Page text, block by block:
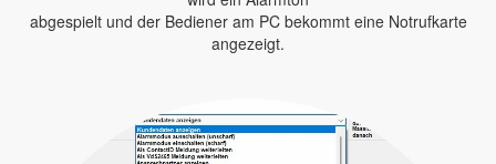
abgespielt und der Bediener am PC bekommt eine Notrufkarte
angezeigt.